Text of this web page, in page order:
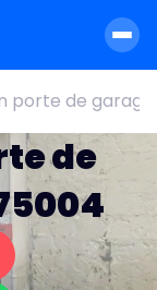
porte de garage
de